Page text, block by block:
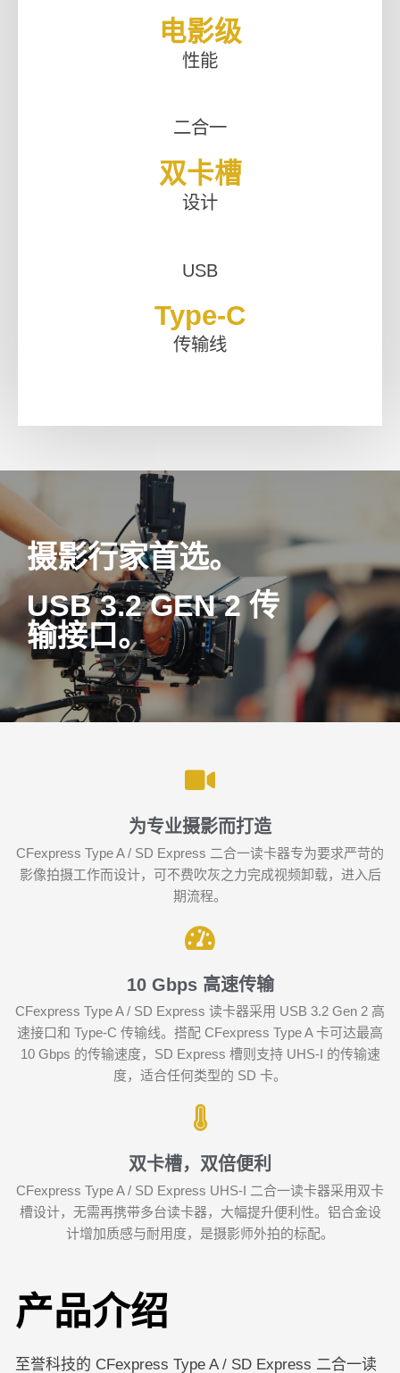
电影级
性能
二合一
双卡槽
设计
USB
Type-C
传输线
摄影行家首选。
USB 3.2 GEN 2 传
输接口。
为专业摄影而打造
CFexpress Type A / SD Express 二合一读卡器专为要求严苛的
影像拍摄工作而设计，可不费吹灰之力完成视频卸载，进入后
期流程。
10 Gbps 高速传输
CFexpress Type A / SD Express 读卡器采用 USB 3.2 Gen 2 高
速接口和 Type-C 传输线。搭配 CFexpress Type A 卡可达最高
10 Gbps 的传输速度，SD Express 槽则支持 UHS-I 的传输速
度，适合任何类型的 SD 卡。
双卡槽，双倍便利
CFexpress Type A / SD Express UHS-I 二合一读卡器采用双卡
槽设计，无需再携带多台读卡器，大幅提升便利性。铝合金设
计增加质感与耐用度，是摄影师外拍的标配。
产品介绍
至誉科技的 CFexpress Type A / SD Express 二合一读